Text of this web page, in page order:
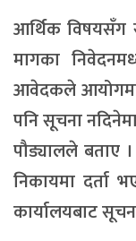
आर्थिक विषयसँग
मागका
आवेदकले आयोगमा
पनि सूचना
पौड्यालले बताए ।
निकायमा दर्ता
कार्यालयबाट